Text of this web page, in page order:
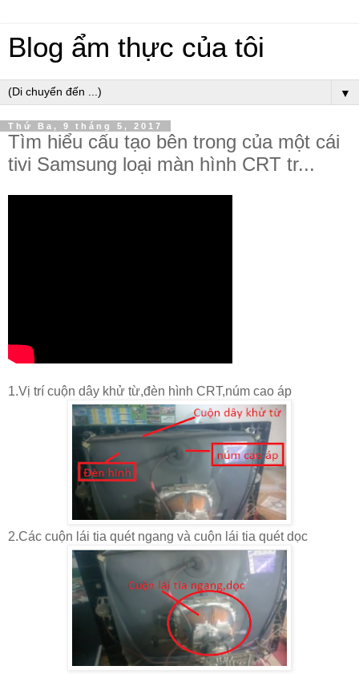
Blog ẩm thực của tôi
▼
Thứ Ba, 9 tháng 5, 2017
Tìm hiểu cấu tạo bên trong của một cái
tivi Samsung loại màn hình CRT tr...
1.Vị trí cuộn dây khử từ,đèn hình CRT,núm cao áp
2.Các cuộn lái tia quét ngang và cuộn lái tia quét dọc